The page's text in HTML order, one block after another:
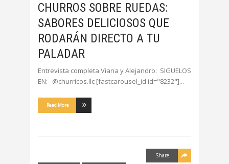
CHURROS SOBRE RUEDAS:
SABORES DELICIOSOS QUE
RODARÁN DIRECTO A TU
PALADAR
Entrevista completa Viana y Alejandro: SIGUELOS
EN: @churricos.llc [fastcarousel_id id="8232"]
Read More
Share